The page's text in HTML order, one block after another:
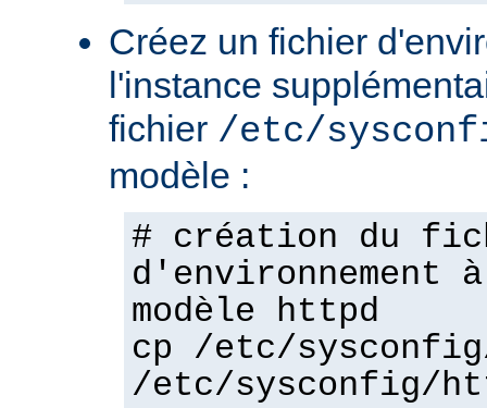
Créez un fichier
l'instance
fichier /etc/
modèle :
# création du
d'environnement
modèle httpd
cp /etc/
/etc/sysconfig/